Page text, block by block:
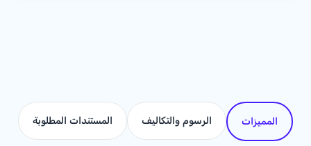
المميزات الرسوم والتكاليف المستندات المطلوبة